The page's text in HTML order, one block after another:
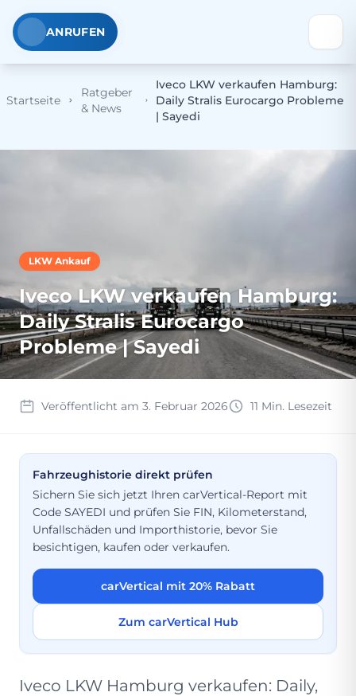
ANRUFEN
Startseite
Ratgeber
& News
Iveco LKW verkaufen Hamburg:
Daily Stralis Eurocargo Probleme
| Sayedi
LKW Ankauf
Iveco LKW verkaufen Hamburg:
Daily Stralis Eurocargo
Probleme | Sayedi
Veröffentlicht am 3. Februar 2026 11 Min. Lesezeit
Fahrzeughistorie direkt prüfen
Sichern Sie sich jetzt Ihren carVertical-Report mit
Code SAYEDI und prüfen Sie FIN, Kilometerstand,
Unfallschäden und Importhistorie, bevor Sie
besichtigen, kaufen oder verkaufen.
carVertical mit 20% Rabatt
Zum carVertical Hub
Iveco LKW Hamburg verkaufen: Daily,